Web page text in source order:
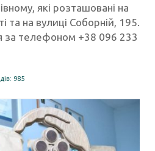
які розташовані на
та на вулиці Соборній, 195.
за телефоном +38 096 233
985